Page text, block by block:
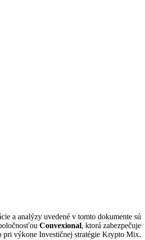
a analýzy uvedené v tomto dokumente sú
Convexional, ktorá zabezpečuje
pri výkone Investičnej stratégie Krypto Mix.